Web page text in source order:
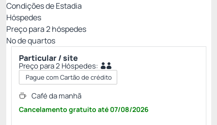
Condições de Estadia
Hóspedes
Preço para2hóspedes
Nº de quartos
Particular / site
Preço para 2 Hóspedes:
Pague com Cartão de crédito
Café da manhã
Cancelamento gratuito até 07/08/2026